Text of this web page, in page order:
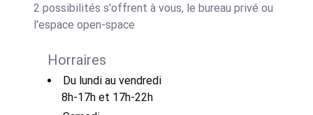
2 possibilités s'offrent à vous, le bureau privé ou
l'espace open-space
Horraires
Du lundi au vendredi
8h-17h et 17h-22h